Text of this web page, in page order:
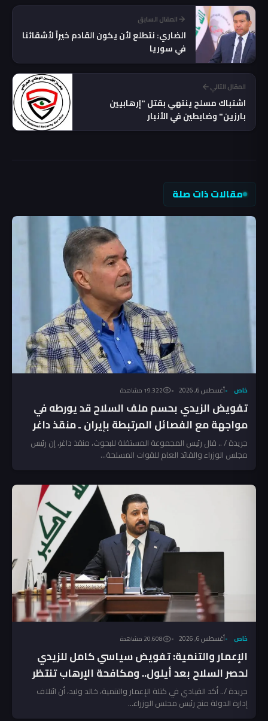
المقال السابق
الضاري: نتطلع لأن يكون القادم خيراً لأشقائنا
في سوريا
المقال التالي
اشتباك مسلح ينتهي بقتل "إرهابيين
بارزين" وضابطين في الأنبار
مقالات ذات صلة
خاص أغسطس 6, 2026 19٬322 مشاهدة
تفويض الزيدي بحسم ملف السلاح قد يورطه في
مواجهة مع الفصائل المرتبطة بإيران ـ منقذ داغر
جريدة / .. قال رئيس المجموعة المستقلة للبحوث، منقذ داغر، إن رئيس
مجلس الوزراء والقائد العام للقوات المسلحة...
خاص أغسطس 6, 2026 20٬608 مشاهدة
الإعمار والتنمية: تفويض سياسي كامل للزيدي
لحصر السلاح بعد أيلول.. ومكافحة الإرهاب تنتظر
المخالفين!
جريدة /.. أكد القيادي في كتلة الإعمار والتنمية، خالد وليد، أن ائتلاف
إدارة الدولة منح رئيس مجلس الوزراء...